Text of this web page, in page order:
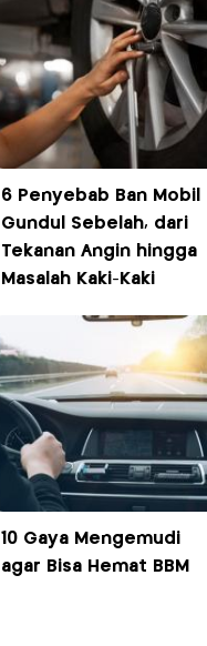
6 Penyebab Ban Mobil
Gundul Sebelah, dari
Tekanan Angin hingga
Masalah Kaki-Kaki
10 Gaya Mengemudi
agar Bisa Hemat BBM